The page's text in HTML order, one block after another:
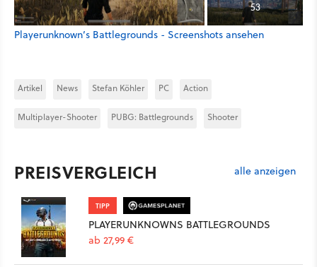
53
Playerunknown’s Battlegrounds - Screenshots ansehen
Artikel News Stefan Köhler PC Action
Multiplayer-Shooter PUBG: Battlegrounds Shooter
PREISVERGLEICH alle anzeigen
TIPP
PLAYERUNKNOWNS BATTLEGROUNDS
ab 27,99 €